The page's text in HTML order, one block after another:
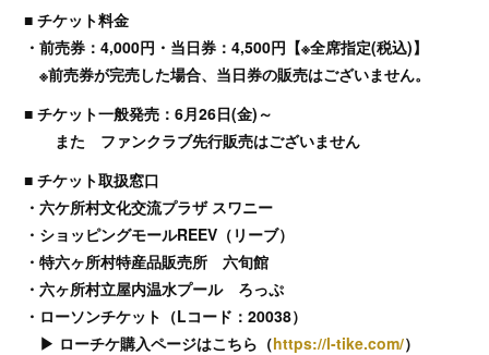
■ チケット料金
・前売券：4,000円・当日券：4,500円【※全席指定(税込)】
※前売券が完売した場合、当日券の販売はございません。
■ チケット一般発売：6月26日(金)～
また ファンクラブ先行販売はございません
■ チケット取扱窓口
・六ケ所村文化交流プラザ スワニー
・ショッピングモールREEV（リーブ）
・特六ヶ所村特産品販売所 六旬館
・六ヶ所村立屋内温水プール ろっぷ
・ローソンチケット（Lコード：20038）
▶︎ ローチケ購入ページはこちら（https://l-tike.com/）